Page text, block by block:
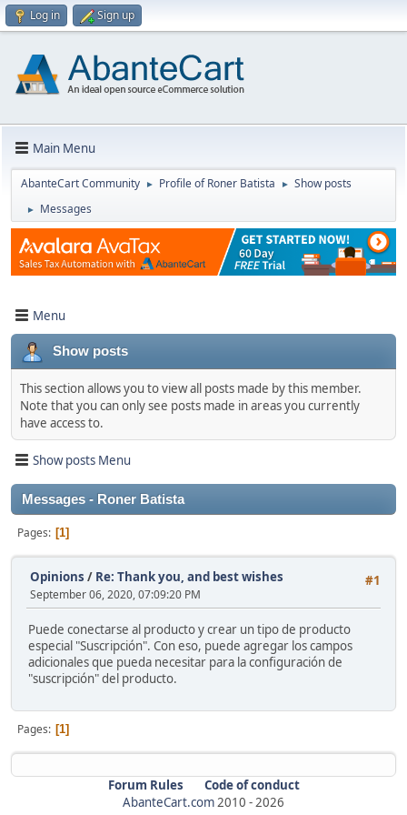
Log in Sign up
Main Menu
AbanteCart Community ► Profile of Roner Batista ► Show posts
► Messages
Menu
Show posts
This section allows you to view all posts made by this member.
Note that you can only see posts made in areas you currently
have access to.
Show posts Menu
Messages - Roner Batista
Pages 1
#1
Opinions / Re: Thank you, and best wishes
September 06, 2020, 07:09:20 PM
Puede conectarse al producto y crear un tipo de producto
especial "Suscripción". Con eso, puede agregar los campos
adicionales que pueda necesitar para la configuración de
"suscripción" del producto.
Pages 1
Forum Rules
Code of conduct
AbanteCart.com2010 -2026